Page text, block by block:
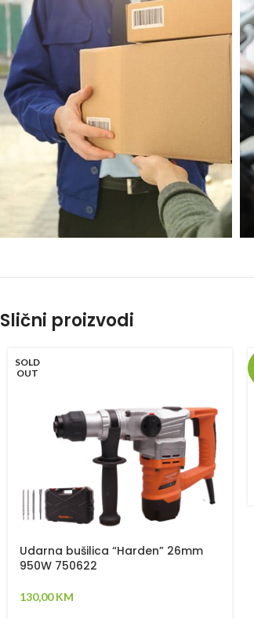
Slični proizvodi
SOLD
OUT
Udarna bušilica “Harden” 26mm
950W 750622
130,00KM